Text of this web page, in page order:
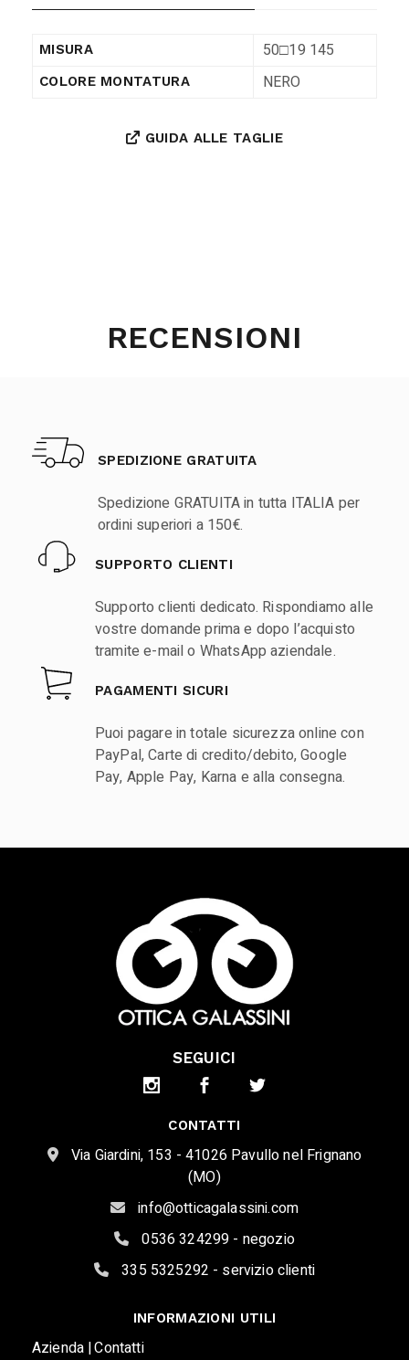
MISURA 50□19 145
COLORE MONTATURA NERO
GUIDA ALLE TAGLIE
RECENSIONI
SPEDIZIONE GRATUITA
Spedizione GRATUITA in tutta ITALIA per
ordini superiori a 150€.
SUPPORTO CLIENTI
Supporto clienti dedicato. Rispondiamo alle
vostre domande prima e dopo l’acquisto
tramite e-mail o WhatsApp aziendale.
PAGAMENTI SICURI
Puoi pagare in totale sicurezza online con
PayPal, Carte di credito/debito, Google
Pay, Apple Pay, Karna e alla consegna.
SEGUICI
CONTATTI
Via Giardini, 153 - 41026 Pavullo nel Frignano
(MO)
info@otticagalassini.com
0536 324299 - negozio
335 5325292 - servizio clienti
INFORMAZIONI UTILI
Azienda |Contatti